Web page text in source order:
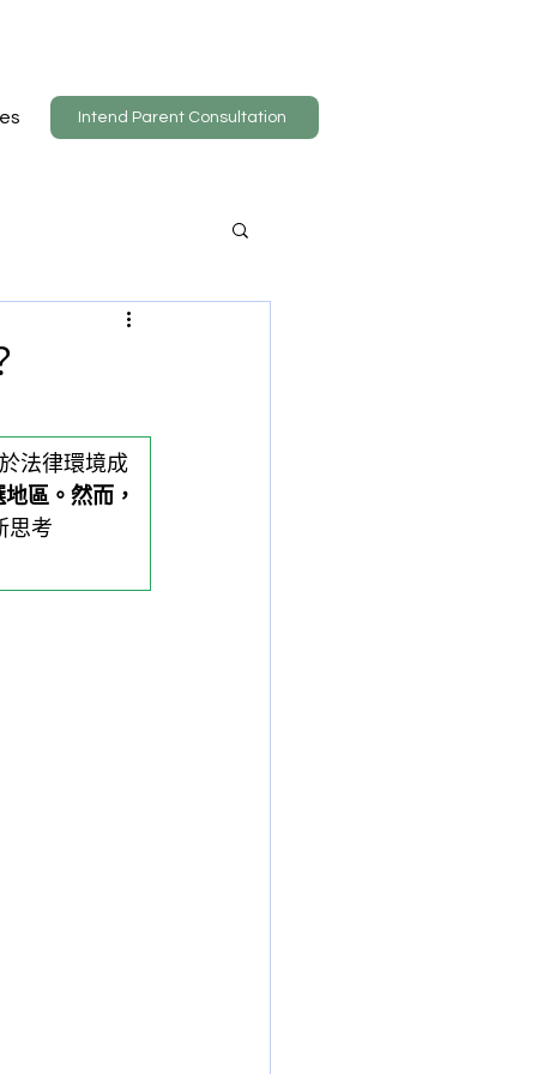
Intend Parent Consultation
法律環境成
區。然而，
思考